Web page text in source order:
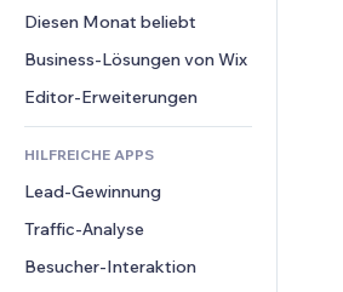
Speisen & Getränke
Dateifreigabe
News
Buttons & Menüs
Banner & Abzeichen
Taschenrechner
Suche
Wetter
Diagramme & Tabellen
Kommentare
Telefon
Community
Bewertungen und Feedback
CRM
Diesen Monat beliebt
Business-Lösungen von Wix
Editor-Erweiterungen
HILFREICHE APPS
Lead-Gewinnung
Traffic-Analyse
Besucher-Interaktion